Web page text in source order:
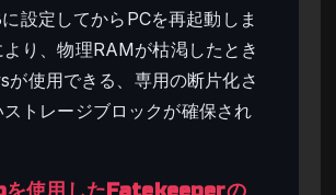
設定してからPCを再起動しま
り、物理RAMが枯渇したとき
が使用できる、専用の断片化さ
トレージブロックが確保され